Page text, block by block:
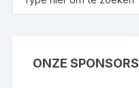
naar:
ONZE SPONSORS